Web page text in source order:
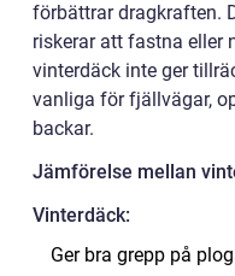
förbättrar dragkraften.
riskerar att fastna eller
vinterdäck inte ger
vanliga för fjällvägar,
backar.
Jämförelse mellan
Vinterdäck:
Ger bra grepp på